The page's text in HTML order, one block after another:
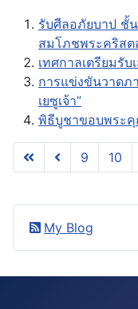
รับศีลอภัยบาป ชั้
สมโภชพระคริส
เทศกาลเตรียมรับ
การแข่งขันวาดภ
เยซูเจ้า”
พิธีบูชาขอบพระ
9 10
My Blog